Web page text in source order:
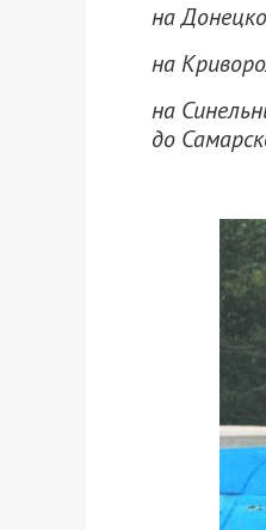
на
на
на
до